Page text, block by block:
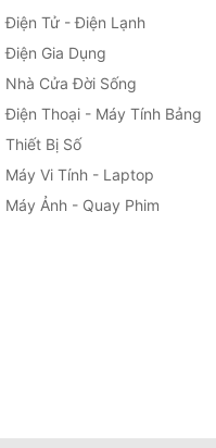
Điện Tử - Điện Lạnh
Điện Gia Dụng
Nhà Cửa Đời Sống
Điện Thoại - Máy Tính Bảng
Thiết Bị Số
Máy Vi Tính - Laptop
Máy Ảnh - Quay Phim